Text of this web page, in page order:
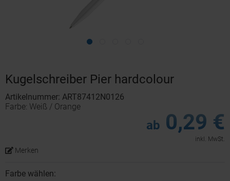
Kugelschreiber Pier hardcolour
Artikelnummer: ART87412N0126
Farbe: Weiß / Orange
ab 0,29 €
inkl. MwSt.
Merken
Farbe wählen: